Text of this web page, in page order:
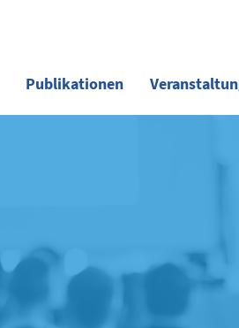
Publikationen